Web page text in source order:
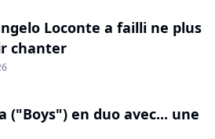
Loconte a failli ne plus
chanter
("Boys") en duo avec... une